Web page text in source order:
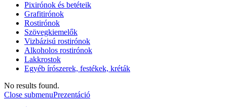
Pixirónok és betéteik
Grafitirónok
Rostirónok
Szövegkiemelők
Vizbázisú rostirónok
Alkoholos rostirónok
Lakkrostok
Egyéb írószerek, festékek, kréták
No results found.
Close submenuPrezentáció